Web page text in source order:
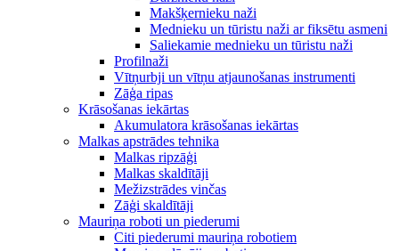
Makšķernieku naži
Mednieku un tūristu naži ar fiksētu asmeni
Saliekamie mednieku un tūristu naži
Profilnaži
Vītņurbji un vītņu atjaunošanas instrumenti
Zāģa ripas
Krāsošanas iekārtas
Akumulatora krāsošanas iekārtas
Malkas apstrādes tehnika
Malkas ripzāģi
Malkas skaldītāji
Mežizstrādes vinčas
Zāģi skaldītāji
Mauriņa roboti un piederumi
Citi piederumi mauriņa robotiem